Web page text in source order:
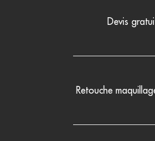
Devis
Retouche